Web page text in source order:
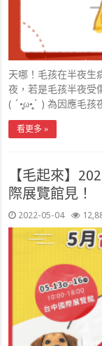
天哪！毛孩在半夜生
夜，若是毛孩半夜受
( ´•̥̥̥ω•̥̥̥` ) 為因應毛孩
看更多 »
【毛起來】
際展覽館見！
2022-05-04